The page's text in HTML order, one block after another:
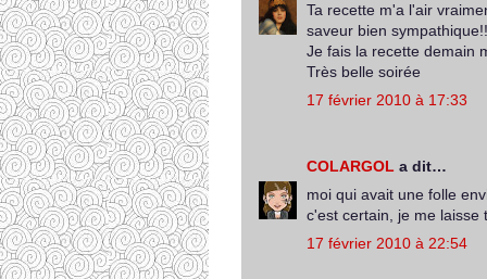
Ta recette m'a l'air
saveur bien
Je fais la recette demain
Très belle soirée
17 février 2010 à 17:33
COLARGOL a dit…
moi qui avait une folle
c'est certain, je me laisse
17 février 2010 à 22:54